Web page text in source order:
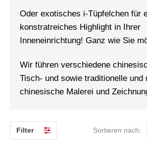
Oder exotisches i-Tüpfelchen für
konstratreiches Highlight in Ihrer
Inneneinrichtung! Ganz wie Sie
Wir führen verschiedene
Tisch- und sowie traditionelle und
chinesische Malerei und
Filter Sortieren nach: